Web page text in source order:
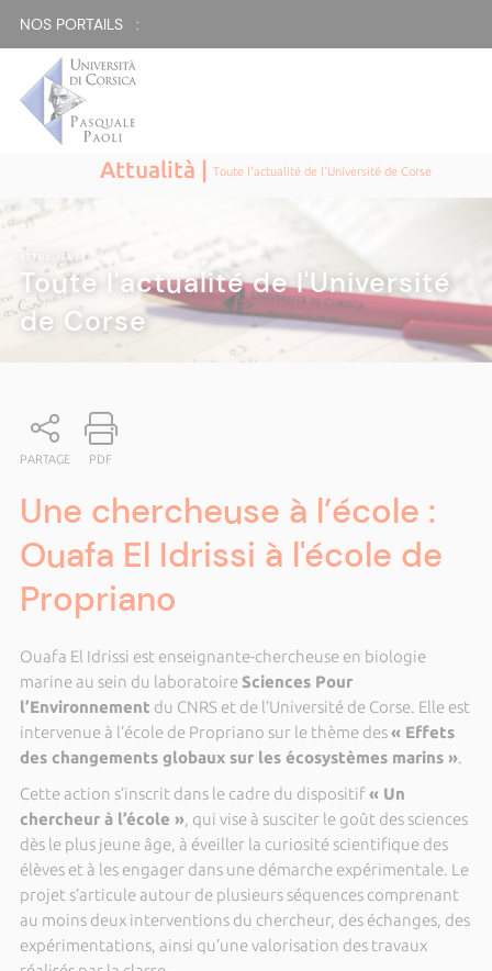
NOS PORTAILS :
Attualità |Toute l'actualité de l'Université de Corse
ATTUALITÀ|
Toute l'actualité de l'Université
de Corse
PARTAGE PDF
Une chercheuse à l’école :
Ouafa El Idrissi à l'école de
Propriano
Ouafa El Idrissi est enseignante-chercheuse en biologie
marine au sein du laboratoire Sciences Pour
l’Environnement du CNRS et de l’Université de Corse. Elle est
intervenue à l’école de Propriano sur le thème des« Effets
des changements globaux sur les écosystèmes marins ».
Cette action s’inscrit dans le cadre du dispositif« Un
chercheur à l’école », qui vise à susciter le goût des sciences
dès le plus jeune âge, à éveiller la curiosité scientifique des
élèves et à les engager dans une démarche expérimentale. Le
projet s’articule autour de plusieurs séquences comprenant
au moins deux interventions du chercheur, des échanges, des
expérimentations, ainsi qu’une valorisation des travaux